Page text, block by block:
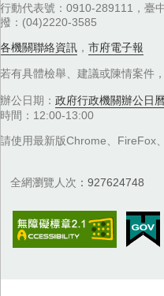
行動代表號：0910-289111，臺
撥：(04)2220-3585
各機關聯絡資訊 ， 市府電子報
若有具體檢舉、建議或陳情案件
辦公日期： 政府行政機關辦公日
時間：12:00-13:00
請使用最新版Chrome、FireFox
全網瀏覽人次 927624748